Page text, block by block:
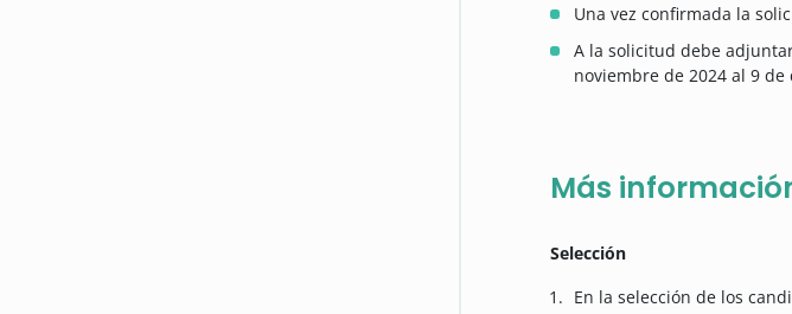
Una vez confirmada la
A la solicitud debe
noviembre de 2024 al 9
Más
Selección
En la selección de los